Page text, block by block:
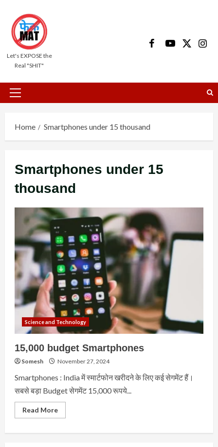
content
Let's EXPOSE the
Real "SHIT"
FacebookYoutube
X
Primary
Home Smartphones under 15 thousand
Smartphones under 15
thousand
Science and Technology
15,000 budget Smartphones
Somesh November 27, 2024
Smartphones : India में स्मार्टफोन खरीदने के लिए कई सेगमेंट हैं।
सबसे बड़ा Budget सेगमेंट 15,000 रूपये...
Read MoreRead
more